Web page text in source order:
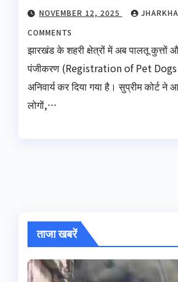
NOVEMBER 12, 2025
COMMENTS
झारखंड के शहरी क्षेत्रों में अब पालतू कुत्तों
पंजीकरण (Registration of Pet
अनिवार्य कर दिया गया है। सुप्रीम कोर्ट ने
लोगों,…
ताजा खबरें